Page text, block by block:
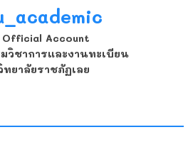
Official Account
วิชาการและงานทะเบียน
ทยาลัยราชภัฏเลย